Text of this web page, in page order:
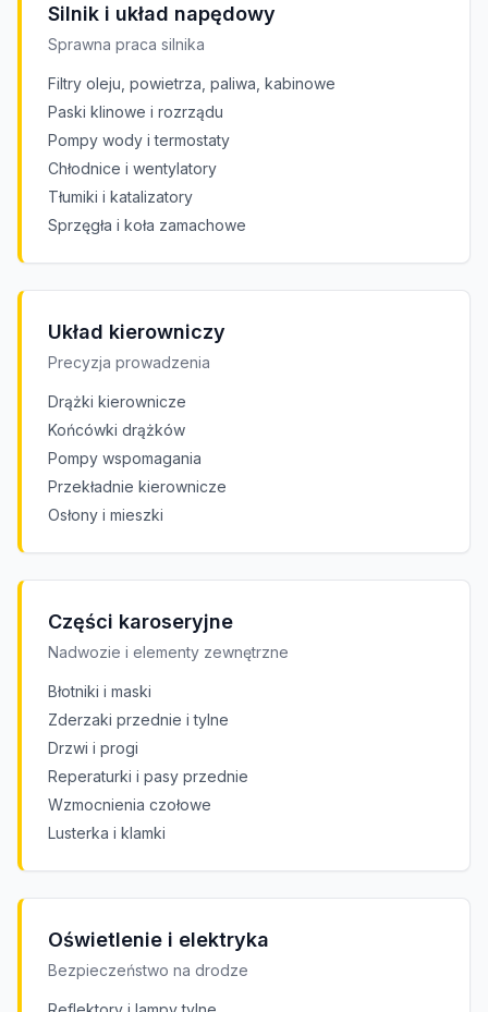
Silnik i układ napędowy
Sprawna praca silnika
Filtry oleju, powietrza, paliwa, kabinowe
Paski klinowe i rozrządu
Pompy wody i termostaty
Chłodnice i wentylatory
Tłumiki i katalizatory
Sprzęgła i koła zamachowe
Układ kierowniczy
Precyzja prowadzenia
Drążki kierownicze
Końcówki drążków
Pompy wspomagania
Przekładnie kierownicze
Osłony i mieszki
Części karoseryjne
Nadwozie i elementy zewnętrzne
Błotniki i maski
Zderzaki przednie i tylne
Drzwi i progi
Reperaturki i pasy przednie
Wzmocnienia czołowe
Lusterka i klamki
Oświetlenie i elektryka
Bezpieczeństwo na drodze